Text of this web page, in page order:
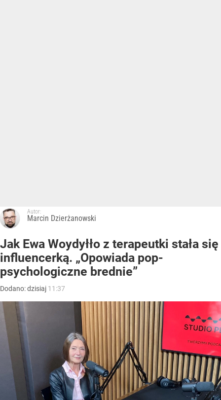
Autor:
Marcin Dzierżanowski
Jak Ewa Woydyłło z terapeutki stała się
influencerką. „Opowiada pop-
psychologiczne brednie”
Dodano:dzisiaj 11:37